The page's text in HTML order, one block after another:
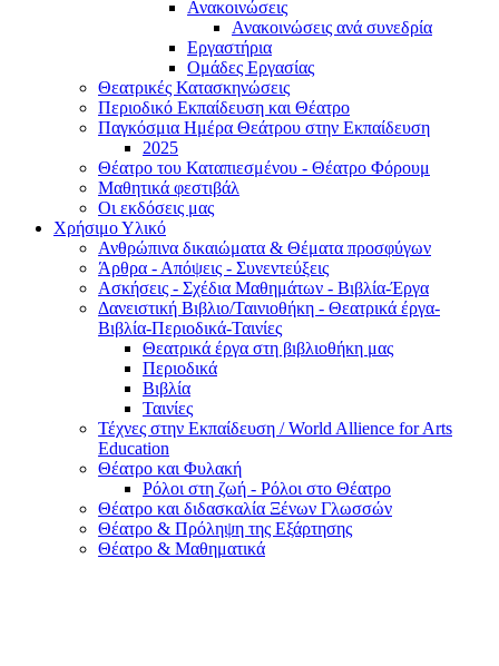
Ανακοινώσεις
Ανακοινώσεις ανά συνεδρία
Εργαστήρια
Ομάδες Εργασίας
Θεατρικές Κατασκηνώσεις
Περιοδικό Εκπαίδευση και Θέατρο
Παγκόσμια Ημέρα Θεάτρου στην Εκπαίδευση
2025
Θέατρο του Καταπιεσμένου - Θέατρο Φόρουμ
Μαθητικά φεστιβάλ
Οι εκδόσεις μας
Χρήσιμο Υλικό
Ανθρώπινα δικαιώματα & Θέματα προσφύγων
Άρθρα - Απόψεις - Συνεντεύξεις
Ασκήσεις - Σχέδια Μαθημάτων - Βιβλία-Έργα
Δανειστική Βιβλιο/Ταινιοθήκη - Θεατρικά έργα-
Βιβλία-Περιοδικά-Ταινίες
Θεατρικά έργα στη βιβλιοθήκη μας
Περιοδικά
Βιβλία
Ταινίες
Τέχνες στην Εκπαίδευση / World Allience for Arts
Education
Θέατρο και Φυλακή
Ρόλοι στη ζωή - Ρόλοι στο Θέατρο
Θέατρο και διδασκαλία Ξένων Γλωσσών
Θέατρο & Πρόληψη της Εξάρτησης
Θέατρο & Μαθηματικά